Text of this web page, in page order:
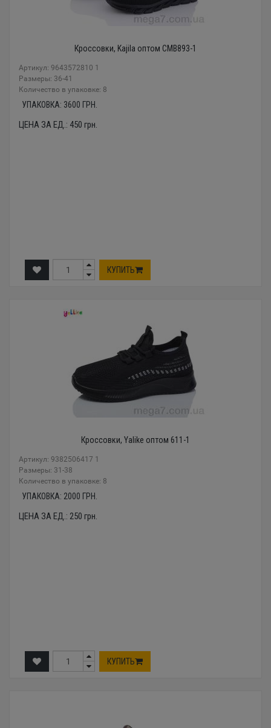
Кроссовки, Kajila оптом CMB893-1
Артикул: 9643572810 1
Размеры: 36-41
Количество в упаковке: 8
УПАКОВКА: 3600 ГРН.
ЦЕНА ЗА ЕД.: 450 грн.
КУПИТЬ
Кроссовки, Yalike оптом 611-1
Артикул: 9382506417 1
Размеры: 31-38
Количество в упаковке: 8
УПАКОВКА: 2000 ГРН.
ЦЕНА ЗА ЕД.: 250 грн.
КУПИТЬ